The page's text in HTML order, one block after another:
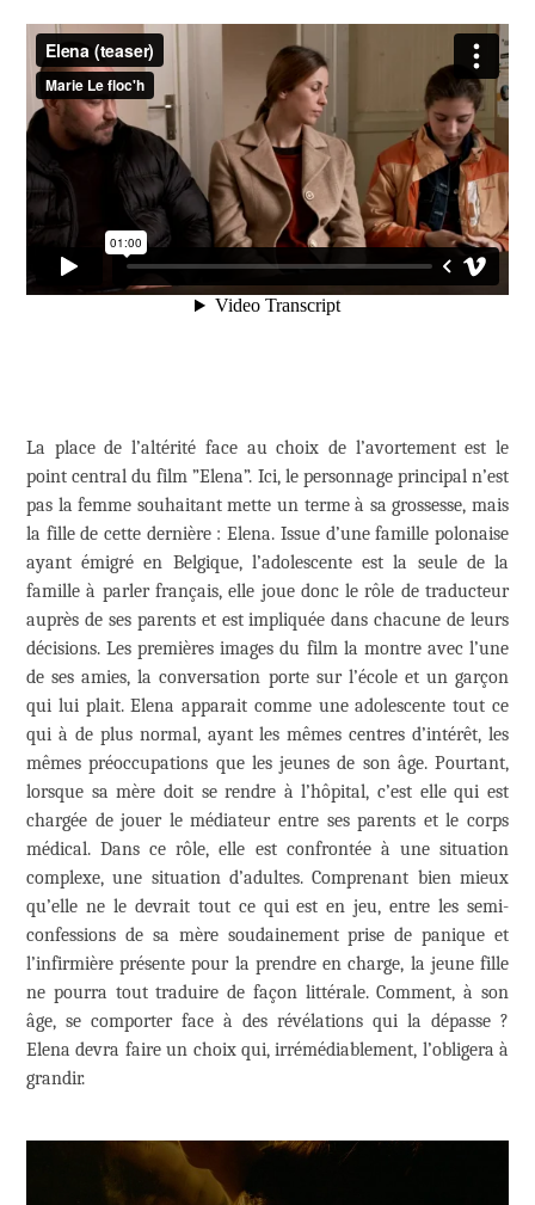
La place de l’altérité face au choix de l’avortement est le
point central du film ”Elena”. Ici, le personnage principal n’est
pas la femme souhaitant mette un terme à sa grossesse, mais
la fille de cette dernière : Elena. Issue d’une famille polonaise
ayant émigré en Belgique, l’adolescente est la seule de la
famille à parler français, elle joue donc le rôle de traducteur
auprès de ses parents et est impliquée dans chacune de leurs
décisions. Les premières images du film la montre avec l’une
de ses amies, la conversation porte sur l’école et un garçon
qui lui plait. Elena apparait comme une adolescente tout ce
qui à de plus normal, ayant les mêmes centres d’intérêt, les
mêmes préoccupations que les jeunes de son âge. Pourtant,
lorsque sa mère doit se rendre à l’hôpital, c’est elle qui est
chargée de jouer le médiateur entre ses parents et le corps
médical. Dans ce rôle, elle est confrontée à une situation
complexe, une situation d’adultes. Comprenant bien mieux
qu’elle ne le devrait tout ce qui est en jeu, entre les semi-
confessions de sa mère soudainement prise de panique et
l’infirmière présente pour la prendre en charge, la jeune fille
ne pourra tout traduire de façon littérale. Comment, à son
âge, se comporter face à des révélations qui la dépasse ?
Elena devra faire un choix qui, irrémédiablement, l’obligera à
grandir.